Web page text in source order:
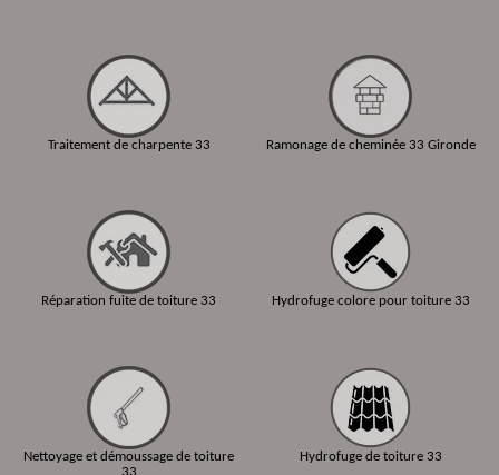
Traitement de charpente 33
Réparation fuite de toiture 33
Nettoyage et démoussage de toiture
Ramonage de cheminée 33 Gironde
Hydrofuge colore pour toiture 33
Hydrofuge de toiture 33